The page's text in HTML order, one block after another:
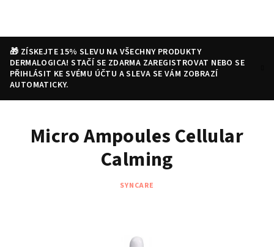
🎁 ZÍSKEJTE 15% SLEVU NA VŠECHNY PRODUKTY
DERMALOGICA! STAČÍ SE ZDARMA ZAREGISTROVAT NEBO SE
PŘIHLÁSIT KE SVÉMU ÚČTU A SLEVA SE VÁM ZOBRAZÍ
AUTOMATICKY.
HledatPřihlášeníNákupní
košík
Micro Ampoules Cellular
Calming
SYNCARE